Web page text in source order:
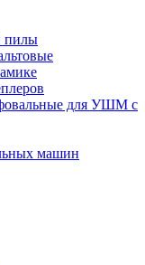
пилы
для УШМ с
машин